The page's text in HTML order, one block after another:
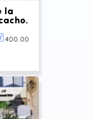
la
400.00